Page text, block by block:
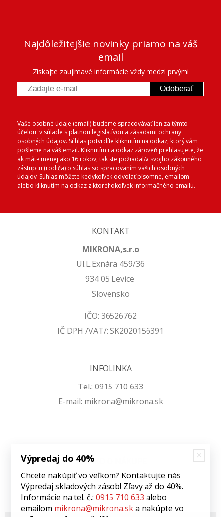
Najdôležitejšie novinky priamo na váš
email
Získajte zaujímavé informácie vždy medzi prvými
Odoberať
Vaše osobné údaje (email) budeme spracovávať len za týmto
účelom v súlade s platnou legislatívou a zásadami ochrany
osobných údajov. Súhlas potvrdíte kliknutím na odkaz, ktorý vám
pošleme na váš email. Kliknutím na odkaz zároveň prehlasujete, že
ak máte menej ako 16 rokov, tak ste požiadal/a svojho zákonného
zástupcu (rodiča) o súhlas so spracovaním vašich osobných
údajov. Súhlas môžete kedykoľvek odvolať písomne, emailom
alebo kliknutím na odkaz z ktoréhokoľvek informačného emailu.
KONTAKT
MIKRONA,s.r.o
Ul.L.Exnára 459/36
934 05 Levice
Slovensko
IČO: 36526762
IČ DPH /VAT/: SK2020156391
INFOLINKA
Tel.: 0915 710 633
E-mail: mikrona@mikrona.sk
VŠETKO O NÁKUPE
Obchodné podmienky
Ochrana osobných údajov
Výpredaj do 40%
Chcete nakúpiť vo veľkom? Kontaktujte nás
Výpredaj skladových zásob! Zľavy až do 40%.
Informácie na tel. č.:0915 710 633 alebo
emailom mikrona@mikrona.ska nakúpte vo